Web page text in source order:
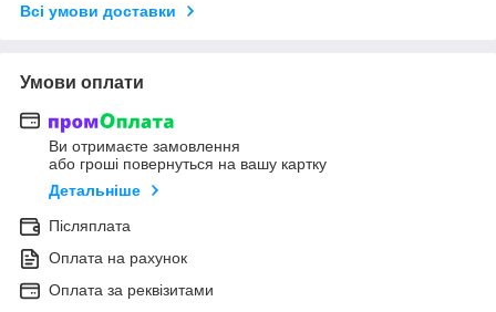
Всі умови доставки
Умови оплати
Ви отримаєте замовлення
або гроші повернуться на вашу картку
Детальніше
Післяплата
Оплата на рахунок
Оплата за реквізитами